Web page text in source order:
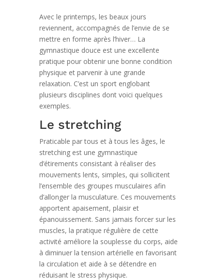
Avec le printemps, les beaux jours
reviennent, accompagnés de l’envie de se
mettre en forme après l’hiver… La
gymnastique douce est une excellente
pratique pour obtenir une bonne condition
physique et parvenir à une grande
relaxation. C’est un sport englobant
plusieurs disciplines dont voici quelques
exemples.
Le stretching
Praticable par tous et à tous les âges, le
stretching est une gymnastique
d’étirements consistant à réaliser des
mouvements lents, simples, qui sollicitent
l’ensemble des groupes musculaires afin
d’allonger la musculature. Ces mouvements
apportent apaisement, plaisir et
épanouissement. Sans jamais forcer sur les
muscles, la pratique régulière de cette
activité améliore la souplesse du corps, aide
à diminuer la tension artérielle en favorisant
la circulation et aide à se détendre en
réduisant le stress physique.